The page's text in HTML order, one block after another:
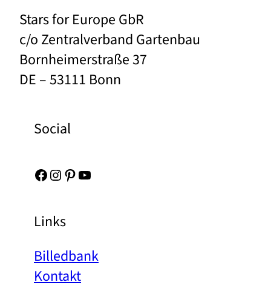
Stars for Europe GbR
c/o Zentralverband Gartenbau
Bornheimerstraße 37
DE – 53111 Bonn
Social
Facebook Instagram Pinterest YouTube
Links
Billedbank
Kontakt